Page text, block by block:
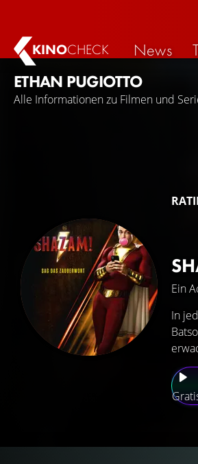
KINOCHECK News
ETHAN PUGIOTTO
Alle Informationen zu Filmen und
Ein
In